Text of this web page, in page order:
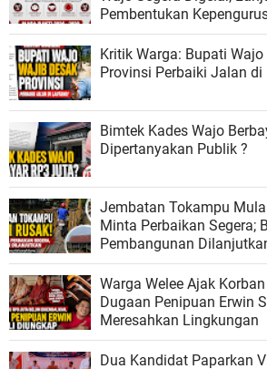
Pembentukan
Kritik Warga: Bupati
Provinsi Perbaiki Jalan di
Bimtek Kades Wajo
Dipertanyakan Publik ?
Jembatan Tokampu
Minta Perbaikan Segera;
Pembangunan
Kemampuan Anggaran
Warga Welee Ajak
Dugaan Penipuan Erwin
Meresahkan Lingkungan
Dua Kandidat Paparkan